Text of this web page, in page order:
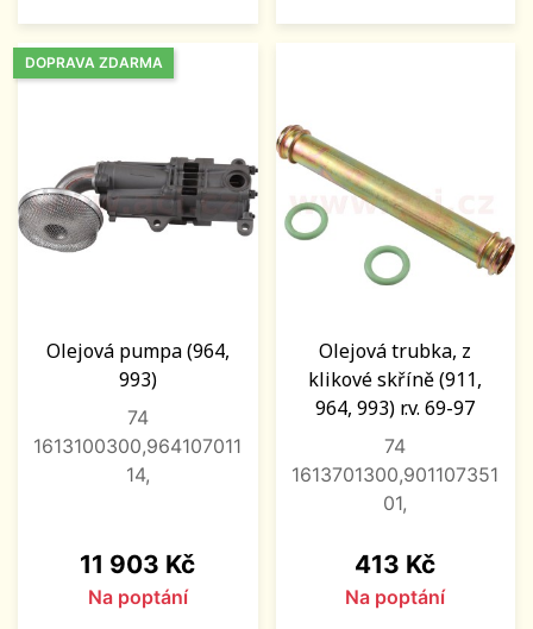
Olejová pumpa (964,
993)
74
1613100300,964107011
14,
Cena
11 903 Kč
Na poptání
DOPRAVA ZDARMA
Olejová trubka, z
klikové skříně (911,
964, 993) r.v. 69-97
74
1613701300,901107351
01,
Cena
413 Kč
Na poptání